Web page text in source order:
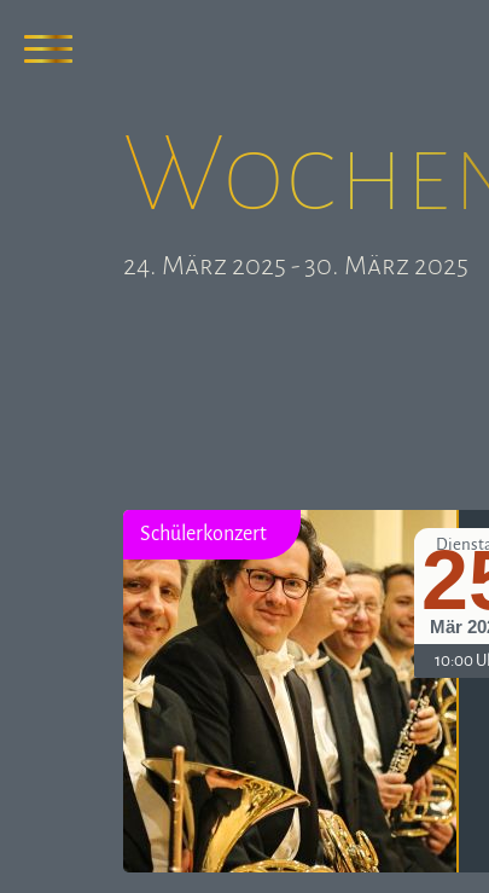
24. März 2025 - 30. März 2025
Schülerkonzert
Mär
10:00